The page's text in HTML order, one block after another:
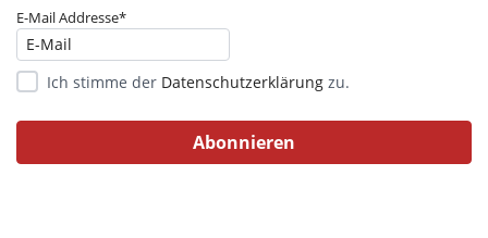
E-Mail Addresse*
Ich stimme der Datenschutzerklärung zu.